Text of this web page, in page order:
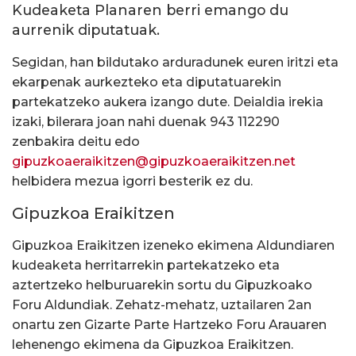
Kudeaketa Planaren berri emango du
aurrenik diputatuak.
Segidan, han bildutako arduradunek euren iritzi eta
ekarpenak aurkezteko eta diputatuarekin
partekatzeko aukera izango dute. Deialdia irekia
izaki, bilerara joan nahi duenak 943 112290
zenbakira deitu edo
gipuzkoaeraikitzen@gipuzkoaeraikitzen.net
helbidera mezua igorri besterik ez du.
Gipuzkoa Eraikitzen
Gipuzkoa Eraikitzen izeneko ekimena Aldundiaren
kudeaketa herritarrekin partekatzeko eta
aztertzeko helburuarekin sortu du Gipuzkoako
Foru Aldundiak. Zehatz-mehatz, uztailaren 2an
onartu zen Gizarte Parte Hartzeko Foru Arauaren
lehenengo ekimena da Gipuzkoa Eraikitzen.